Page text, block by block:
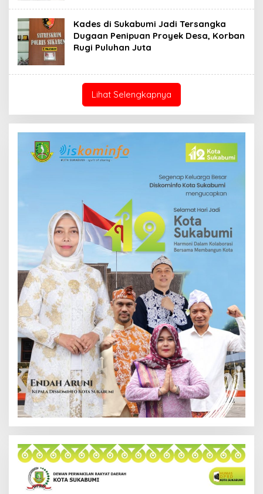
Kades di Sukabumi Jadi Tersangka
Dugaan Penipuan Proyek Desa, Korban
Rugi Puluhan Juta
Lihat Selengkapnya